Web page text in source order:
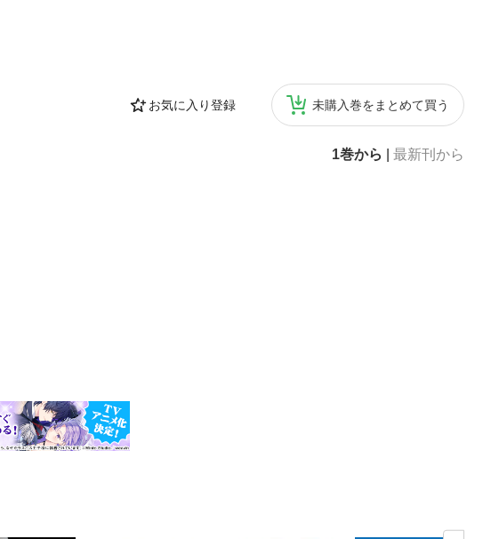
お気に入り登録 未購入巻をまとめて買う
1巻から 最新刊から
終章 「幕府」という常識を